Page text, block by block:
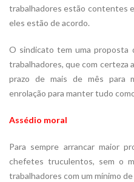
trabalhadores estão contentes
eles estão de acordo.
O sindicato tem uma proposta
trabalhadores, que com certeza
prazo de mais de mês para
enrolação para manter tudo
Assédio moral
Para sempre arrancar maior
chefetes truculentos, sem o
trabalhadores com um mínimo